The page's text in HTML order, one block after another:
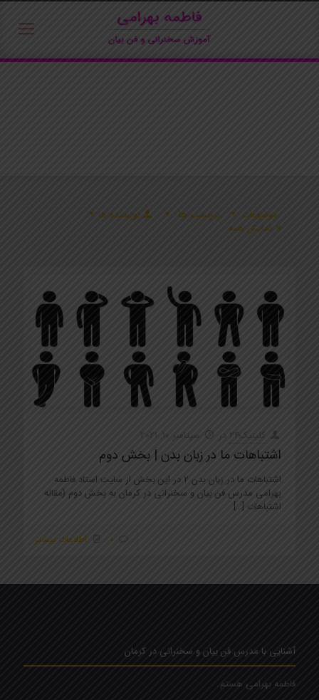
موضوعات برچسب ها
نویسنده ها
نمایش همه
کلینیک24 در سپتامبر 10, 2021
اشتباهات ما در زبان بدن | بخش دوم
اشتباهات ما در زبان بدن 2 در این بخش از سایت استاد فاطمه
بهرامی مدرس فن بیان و سخنرانی در کرمان به بخش دوم (مقاله
اشتباهات […]
0 اطلاعات بیشتر
آشنایی با مدرس فن بیان و سخنرانی در کرمان
فاطمه بهرامی هستم.